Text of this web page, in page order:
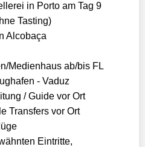
in Porto am Tag 9
Tasting)
Alcobaça
Medienhaus ab/bis FL
- Vaduz
/ Guide vor Ort
Transfers vor Ort
Eintritte,